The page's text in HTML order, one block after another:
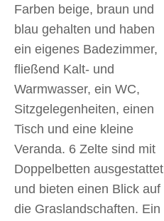
Farben beige, braun und
blau gehalten und haben
ein eigenes Badezimmer,
fließend Kalt- und
Warmwasser, ein WC,
Sitzgelegenheiten, einen
Tisch und eine kleine
Veranda. 6 Zelte sind mit
Doppelbetten ausgestattet
und bieten einen Blick auf
die Graslandschaften. Ein